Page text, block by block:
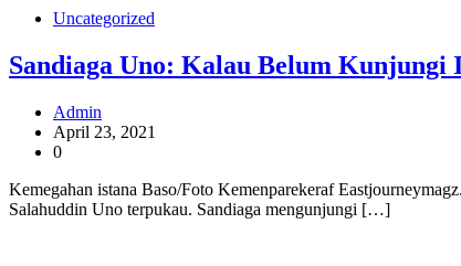
Uncategorized
Sandiaga Uno: Kalau Belum Kunjungi
Admin
April 23, 2021
0
Kemegahan istana Baso/Foto Kemenparekeraf
Salahuddin Uno terpukau. Sandiaga mengunjungi […]